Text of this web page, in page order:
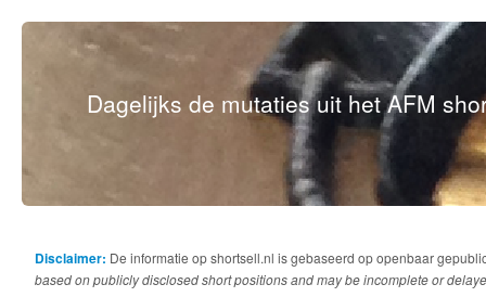
Dagelijks de mutaties uit het AFM
Disclaimer: De informatie op shortsell.nl is gebaseerd op openbaar
based on publicly disclosed short positions and may be incomplete or